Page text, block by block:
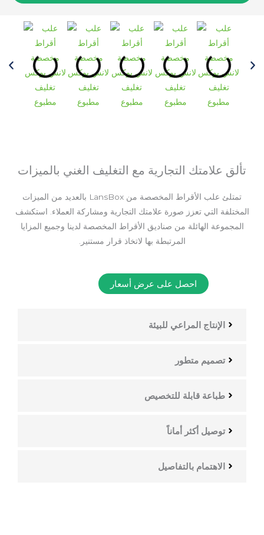
تألق علامتك التجارية مع التغليف الغني بالميزات
تمتلئ علب الأقراط المخصصة من LansBox بالعديد من الميزات
المختلفة التي تعزز صورة علامتك التجارية ومشاركة العملاء. استكشف
المجموعة الهائلة من صناديق الأقراط المخصصة لدينا وجميع المزايا
المرتبطة بها لاتخاذ قرار مستنير.
احصل على عرض أسعار
الإنتاج المراعي للبيئة
تصميم متطور
طباعة قابلة للتخصيص
توصيل أكثر أماناً
الاهتمام بالتفاصيل